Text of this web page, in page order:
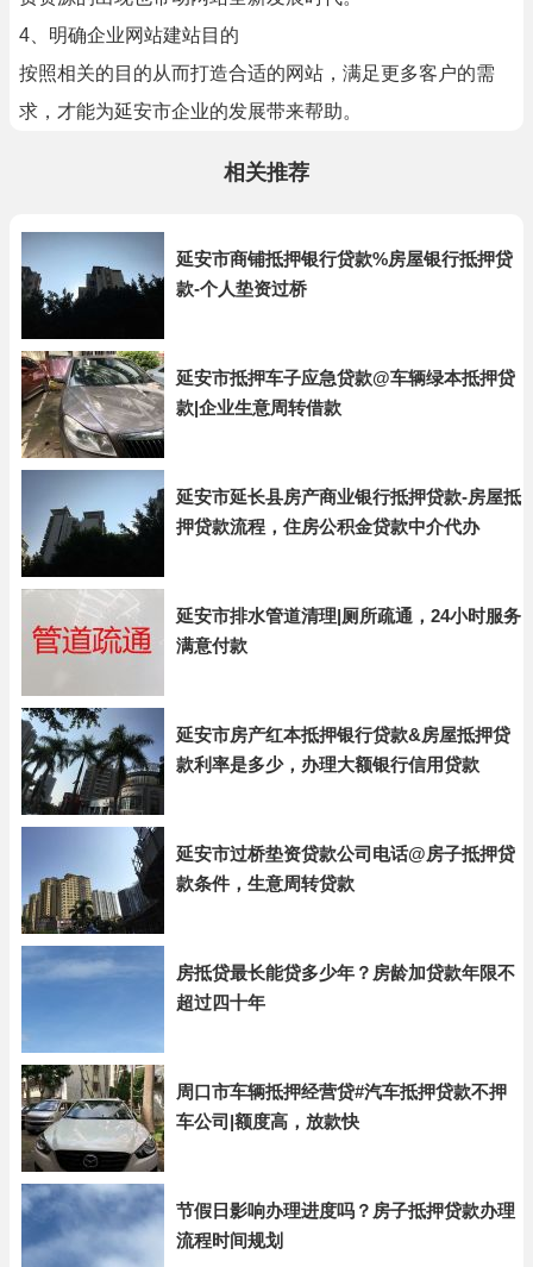
4、明确企业网站建站目的
按照相关的目的从而打造合适的网站，满足更多客户的需
求，才能为延安市企业的发展带来帮助。
相关推荐
延安市商铺抵押银行贷款%房屋银行抵押贷
款-个人垫资过桥
延安市抵押车子应急贷款@车辆绿本抵押贷
款|企业生意周转借款
延安市延长县房产商业银行抵押贷款-房屋抵
押贷款流程，住房公积金贷款中介代办
延安市排水管道清理|厕所疏通，24小时服务
满意付款
延安市房产红本抵押银行贷款&房屋抵押贷
款利率是多少，办理大额银行信用贷款
延安市过桥垫资贷款公司电话@房子抵押贷
款条件，生意周转贷款
房抵贷最长能贷多少年？房龄加贷款年限不
超过四十年
周口市车辆抵押经营贷#汽车抵押贷款不押
车公司|额度高，放款快
节假日影响办理进度吗？房子抵押贷款办理
流程时间规划